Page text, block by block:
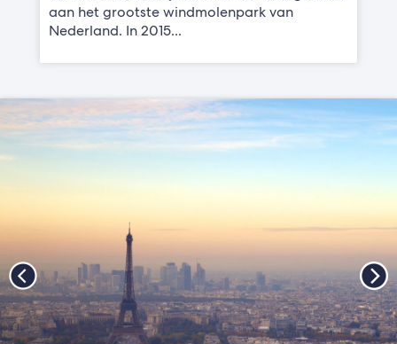
aan het grootste windmolenpark van
Nederland. In 2015...